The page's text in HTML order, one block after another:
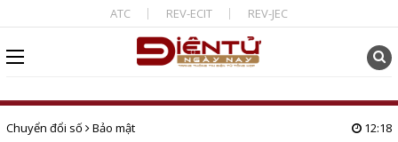
ATC REV-ECIT REV-JEC
Chuyển đổi số Bảo mật 12:18